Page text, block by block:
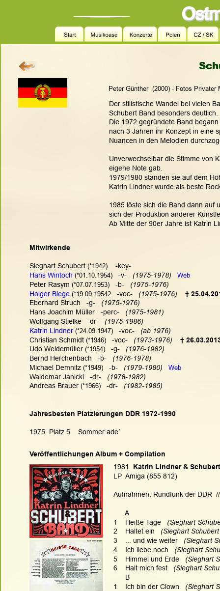
Peter Günther  (2000) - Fotos
.
Der stilistische Wandel bei vielen
Schubert Band besonders deutlich.
Die 1972 gegründete Band
nach 3 Jahren ihr Konzept in eine
Nuancen in den Melodien
Unverwechselbar die Stimme von
eigene Note gab.
1979/1980 standen sie auf dem
Katrin Lindner wurde als beste
1985 löste sich die Band dann auf
sich der Produktion anderer
Ab Mitte der 90er Jahre ist Katrin
Veröffentlichungen Album + Compilation
Mitwirkende
Sieghart Schubert (*1942)
    -key-
Hans Wintoch (*01.10.1954)
   -v-
(1975-1978) Web
Peter Rasym (*07.07.1953)
   -b-
(1975-1976)
Holger Biege (*19.09.19542
   -voc-
(1975-1976)
†
Eberhard Struch   -g- (1975-1976)
Hans Joachim Müller   -perc-
(1975-1981)
Wolfgang Stielke   -dr- (1975-1986)
Katrin Lindner (*24.09.1947)
   -voc-
  (ab 1976)
Christian Schmidt (*1946)
   -voc-
(1973-1976)
†
Udo Weidemüller (*1954)
   -g-
(1976-1982)
Bernd Herchenbach   -b- (1976-1978)
Michael Demnitz (*1949)
   -b-
(1979-1980)
Web
Waldemar Janicki   -dr- (1978-1982)
Andreas Brauer (*1966)
   -dr-
(1982-1985)
Jahresbesten Platzierungen DDR 1972-1990
1975  Platz 5    Sommer ade´
1981
Katrin Lindner &
LP  Amiga (855 812)
Aufnahmen: Rundfunk der DDR
      A
1    Heiße Tage (Sieghart
2    Haltet ein (Sieghart
3    ... und wie weiter (Sieghart
4    Ich liebe noch (Sieghart
5    Himmel und Erde
(Sieghart
6    Halt mich fest
(Sieghart
      B
1    Ich bin der Clown (Sieghart